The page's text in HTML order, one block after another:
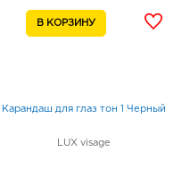
Карандаш для глаз тон 1 Черный
LUX visage